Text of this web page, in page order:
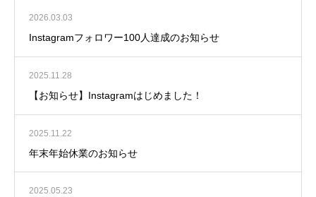
2026.03.03
Instagramフォロワー100人達成のお知らせ
2025.11.28
【お知らせ】Instagramはじめました！
2025.11.22
年末年始休業のお知らせ
2025.05.23